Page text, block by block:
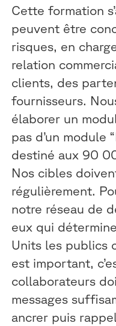
Cette formation
peuvent être
risques, en
relation
clients, des
fournisseurs.
élaborer un
pas d’un module
destiné aux 90
Nos cibles
régulièrement.
notre réseau de
eux qui
Units les publics
est important,
collaborateurs
messages
ancrer puis